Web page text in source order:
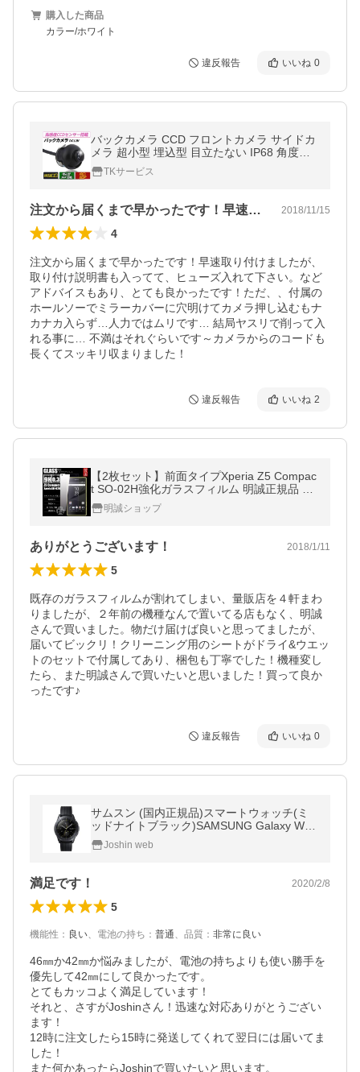
購入した商品
カラー/ホワイト
違反報告 いいね 0
バックカメラ CCD フロントカメラ サイドカ
メラ 超小型 埋込型 目立たない IP68 角度調
整 正像切替機能 ガイドライン有・無選択 ナ
イトビジョン 広角150度
TKサービス
注文から届くまで早かったです！早速取り… 2018/11/15
4
注文から届くまで早かったです！早速取り付けましたが、
取り付け説明書も入ってて、ヒューズ入れて下さい。など
アドバイスもあり、とても良かったです！ただ、、付属の
ホールソーでミラーカバーに穴明けてカメラ押し込むもナ
カナカ入らず…人力ではムリです… 結局ヤスリで削って入
れる事に… 不満はそれぐらいです～カメラからのコードも
長くてスッキリ収まりました！
違反報告 いいね 2
【2枚セット】前面タイプXperia Z5 Compac
t SO-02H強化ガラスフィルム 明誠正規品 Z5
Compact保護フィルムSO-02H ガラスフィ
ルム docomo SO-02H液晶保護
明誠ショップ
ありがとうございます！ 2018/1/11
5
既存のガラスフィルムが割れてしまい、量販店を４軒まわ
りましたが、２年前の機種なんで置いてる店もなく、明誠
さんで買いました。物だけ届けば良いと思ってましたが、
届いてビックリ！クリーニング用のシートがドライ&ウエッ
トのセットで付属してあり、梱包も丁寧でした！機種変し
たら、また明誠さんで買いたいと思いました！買って良か
ったです♪
違反報告 いいね 0
サムスン (国内正規品)スマートウォッチ(ミ
ッドナイトブラック)SAMSUNG Galaxy Wat
ch (42mm) / Midnight Black SM-R810NZKA
XJP 返品種別A
Joshin web
満足です！ 2020/2/8
5
機能性 ： 良い、 電池の持ち ： 普通、 品質 ： 非常に良い
46㎜か42㎜か悩みましたが、電池の持ちよりも使い勝手を
優先して42㎜にして良かったです。
とてもカッコよく満足しています！
それと、さすがJoshinさん！迅速な対応ありがとうござい
ます！
12時に注文したら15時に発送してくれて翌日には届いてま
した！
また何かあったらJoshinで買いたいと思います。